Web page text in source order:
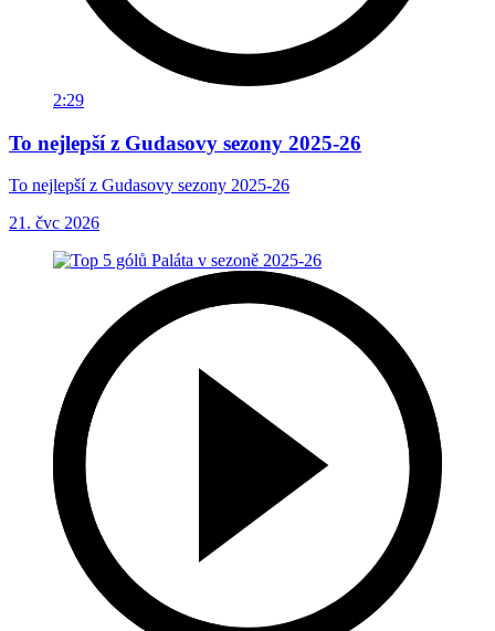
2:29
To nejlepší z Gudasovy sezony 2025-26
To nejlepší z Gudasovy sezony 2025-26
21. čvc 2026